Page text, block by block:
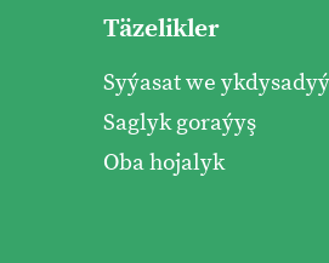
Täzelikler
Syýasat we
Saglyk goraýyş
Oba hojalyk